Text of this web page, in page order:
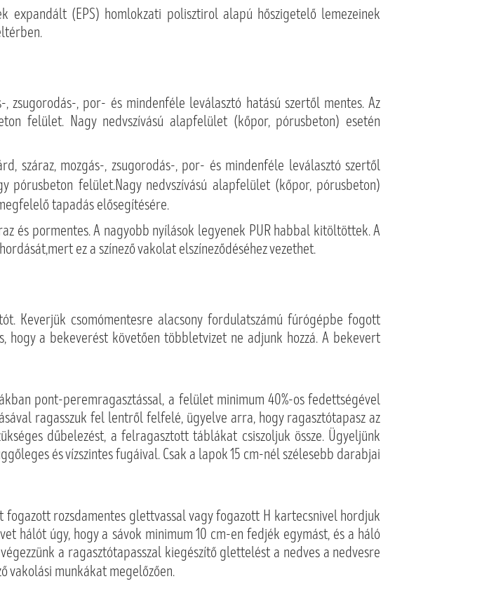
expandált (EPS) homlokzati polisztirol alapú hőszigetelő lemezeinek
, por- és mindenféle leválasztó hatású szertől mentes. Az
felület. Nagy nedvszívású alapfelület (kőpor, pórusbeton) esetén
száraz, mozgás-, zsugorodás-, por- és mindenféle leválasztó szertől
felület.Nagy nedvszívású alapfelület (kőpor, pórusbeton)
tapadás elősegítésére.
és pormentes. A nagyobb nyílások legyenek PUR habbal kitöltöttek. A
ez a színező vakolat elszíneződéséhez vezethet.
Keverjük csomómentesre alacsony fordulatszámú fúrógépbe fogott
a bekeverést követően többletvizet ne adjunk hozzá. A bekevert
pont-peremragasztással, a felület minimum 40%-os fedettségével
ragasszuk fel lentről felfelé, ügyelve arra, hogy ragasztótapasz az
dűbelezést, a felragasztott táblákat csiszoljuk össze. Ügyeljünk
és vízszintes fugáival. Csak a lapok 15 cm-nél szélesebb darabjai
rozsdamentes glettvassal vagy fogazott H kartecsnivel hordjuk
hálót úgy, hogy a sávok minimum 10 cm-en fedjék egymást, és a háló
a ragasztótapasszal kiegészítő glettelést a nedves a nedvesre
vakolási munkákat megelőzően.